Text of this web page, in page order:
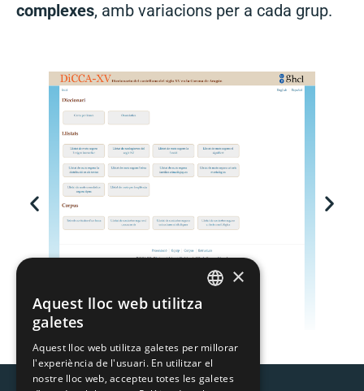
complexes, amb variacions per a cada grup.
×
Aquest lloc web utilitza
galetes
Aquest lloc web utilitza galetes per millorar
l'experiència de l'usuari. En utilitzar el
nostre lloc web, accepteu totes les galetes